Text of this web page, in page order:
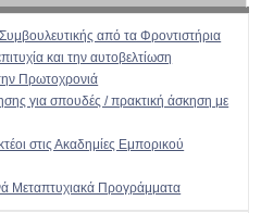
από τα Φροντιστήρια
και την αυτοβελτίωση
Πρωτοχρονιά
για σπουδές / πρακτική άσκηση με
στις Ακαδημίες Εμπορικού
Μεταπτυχιακά Προγράμματα